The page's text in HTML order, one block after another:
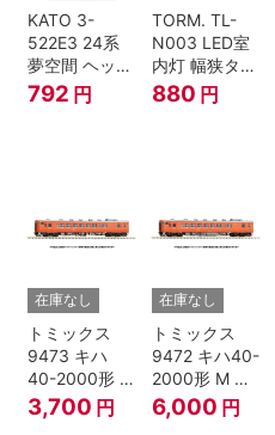
KATO 3-
522E3 24系
夢空間 ヘッド
マーク 4種各1
792 円
TORM. TL-
N003 LED室
内灯 幅狭タイ
プ・電球色 1
本 鉄道模型
880 円
在庫なし
トミックス
9473 キハ
40-2000形 T
Nゲージ
3,700 円
在庫なし
トミックス
9472 キハ40-
2000形 M N
ゲージ
6,000 円